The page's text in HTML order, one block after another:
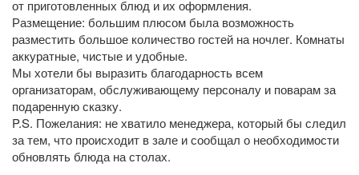
от приготовленных блюд и их оформления.
Размещение: большим плюсом была возможность
разместить большое количество гостей на ночлег. Комнаты
аккуратные, чистые и удобные.
Мы хотели бы выразить благодарность всем
организаторам, обслуживающему персоналу и поварам за
подаренную сказку.
P.S. Пожелания: не хватило менеджера, который бы следил
за тем, что происходит в зале и сообщал о необходимости
обновлять блюда на столах.